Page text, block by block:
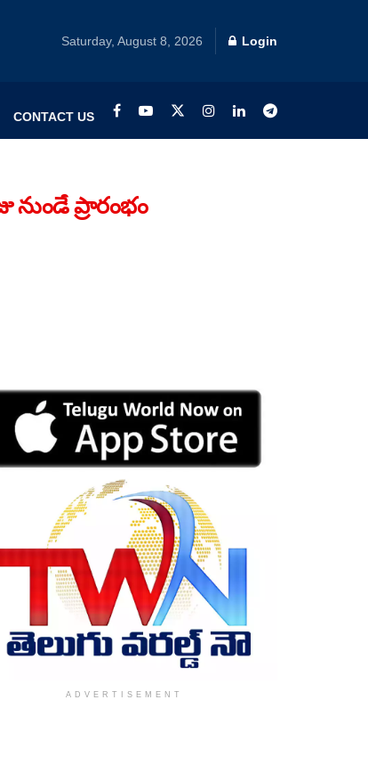
Saturday, August 8, 2026 Login
CONTACT US
నుండే ప్రారంభం
ADVERTISEMENT